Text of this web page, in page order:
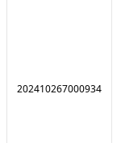
202410267000934